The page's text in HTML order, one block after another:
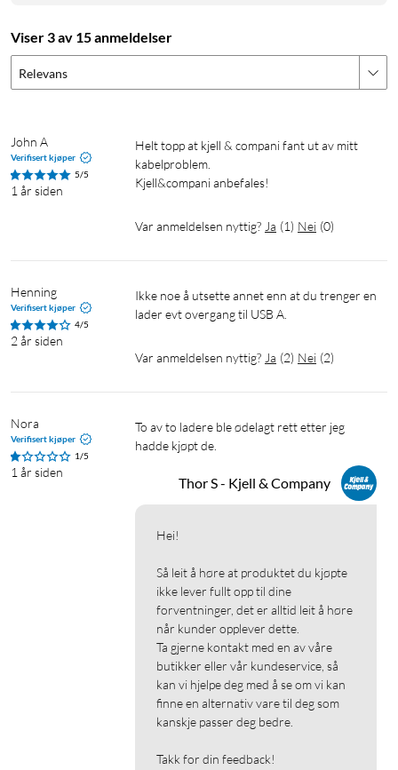
PD-lader output 5 V - enhet 5 V
PD-lader output 5 V, 9 V - enhet 9 V
PD-lader output 5 V, 9 V, 12 V - enhet 12 V
PD-lader output 5 V, 9 V, 12 V, 15 V, 20 V - enhet 20 V
Reiselader Laptop-lader
Viser 3 av 15 anmeldelser
Relevans
John A
Verifisert kjøper
5/5
1 år siden
Helt topp at kjell & compani fant ut av mitt
kabelproblem.
Kjell&compani anbefales!
Var anmeldelsen nyttig? Ja (1) Nei (0)
Henning
Verifisert kjøper
4/5
2 år siden
Ikke noe å utsette annet enn at du trenger en
lader evt overgang til USB A.
Var anmeldelsen nyttig? Ja (2) Nei (2)
Nora
Verifisert kjøper
1/5
1 år siden
To av to ladere ble ødelagt rett etter jeg
hadde kjøpt de.
Thor S - Kjell & Company
Hei!
Så leit å høre at produktet du kjøpte
ikke lever fullt opp til dine
forventninger, det er alltid leit å høre
når kunder opplever dette.
Ta gjerne kontakt med en av våre
butikker eller vår kundeservice, så
kan vi hjelpe deg med å se om vi kan
finne en alternativ vare til deg som
kanskje passer deg bedre.
Takk for din feedback!